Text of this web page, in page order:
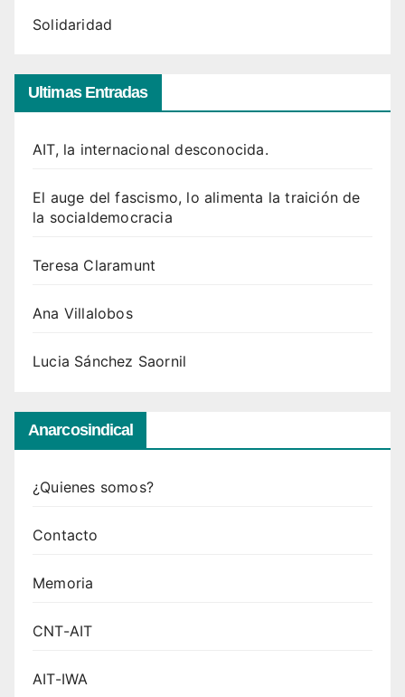
Solidaridad
Ultimas Entradas
AIT, la internacional desconocida.
El auge del fascismo, lo alimenta la traición de
la socialdemocracia
Teresa Claramunt
Ana Villalobos
Lucia Sánchez Saornil
Anarcosindical
¿Quienes somos?
Contacto
Memoria
CNT-AIT
AIT-IWA